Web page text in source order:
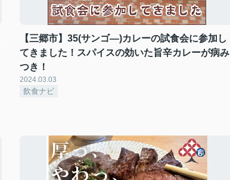
【三郷市】35(サンゴ―)カレーの試食会に参加し
てきました！スパイスの効いた旨辛カレーが病み
つき！
2024.03.03
飲食ナビ